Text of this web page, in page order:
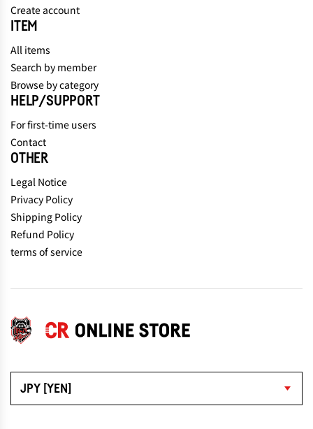
JPY [YEN]
Create account
ITEM
All items
Search by member
Browse by category
HELP/SUPPORT
For first-time users
Contact
OTHER
Legal Notice
Privacy Policy
Shipping Policy
Refund Policy
terms of service